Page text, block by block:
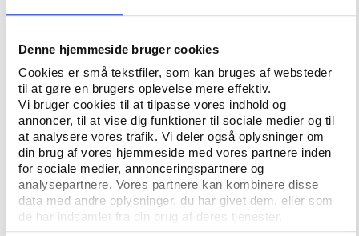
Denne hjemmeside bruger cookies
Cookies er små tekstfiler, som kan bruges af websteder
til at gøre en brugers oplevelse mere effektiv.
Vi bruger cookies til at tilpasse vores indhold og
annoncer, til at vise dig funktioner til sociale medier og til
at analysere vores trafik. Vi deler også oplysninger om
din brug af vores hjemmeside med vores partnere inden
for sociale medier, annonceringspartnere og
analysepartnere. Vores partnere kan kombinere disse
data med andre oplysninger, du har givet dem, eller som
de har indsamlet fra din brug af deres tjenester.
man hver tirsdag eftermiddag. Hvis du skal have 28
børn med ud i skoven og give dem gode og
relevante oplevelser organiseret frivilligt, har du til
gengæld brug for 3-5 ledere for, at det bliver godt
og meningsfuldt for alle og ikke bare en sur pligt for
de frivillige,” fortæller Jakob Frost.
Til tider søger de to organisationer dog stadig
erfaringer fra foreningslivet, da de ser vidensdeling
som guld værd for udvikling. Derfor er aktørerne i